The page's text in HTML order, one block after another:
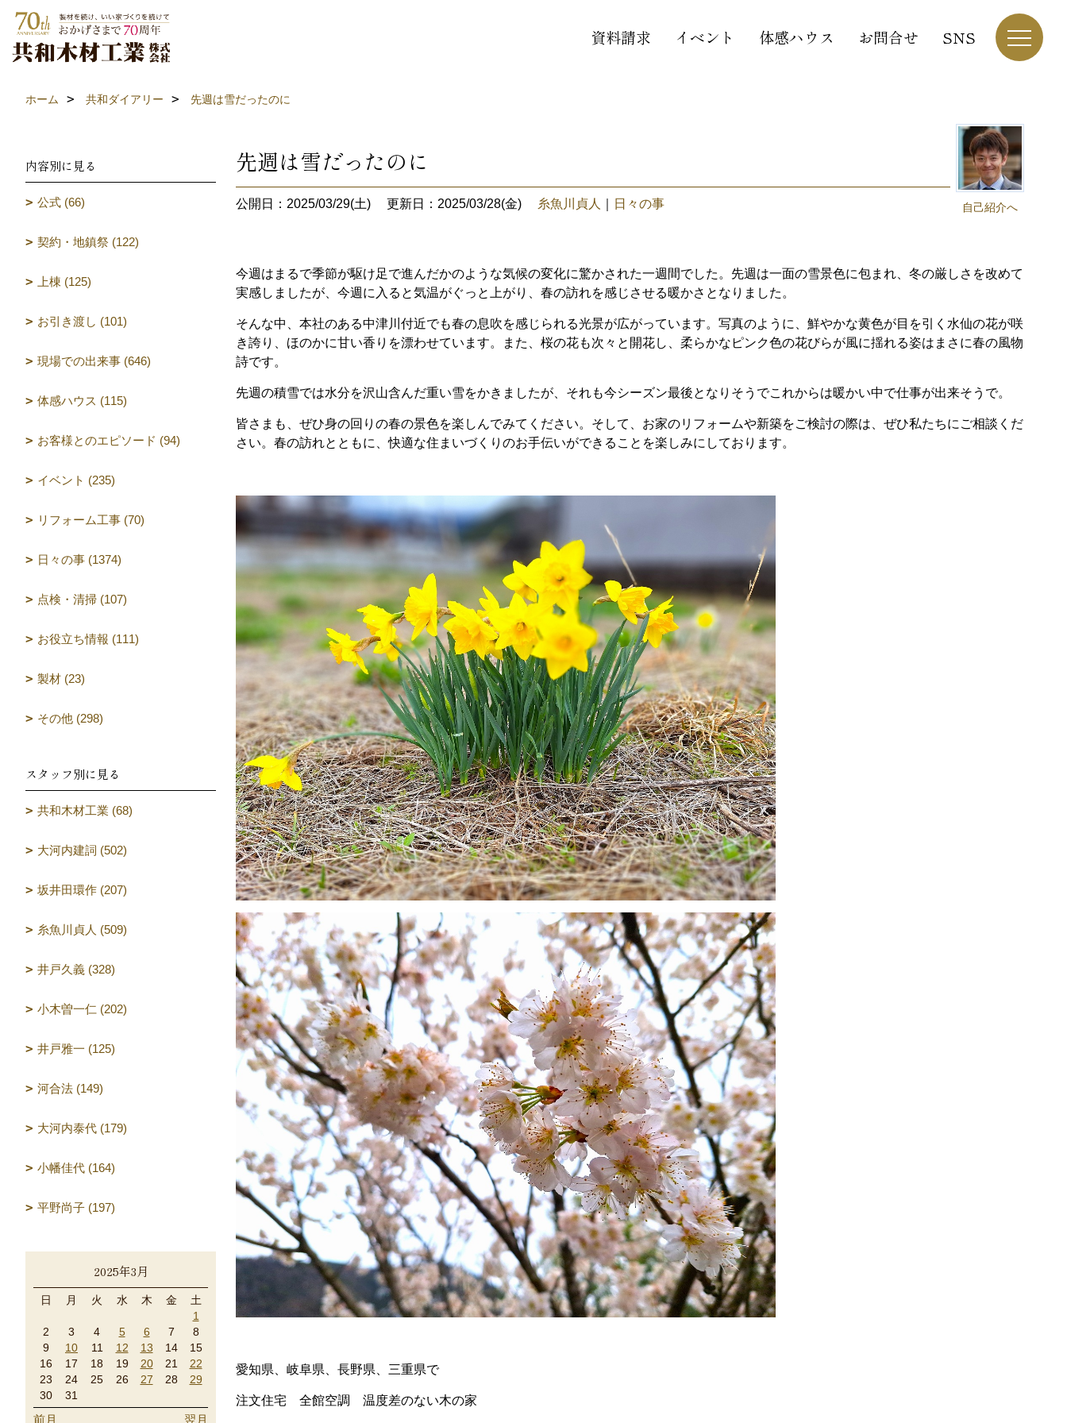
資料請求 イベント 体感ハウス お問合せ SNS
ホーム 共和ダイアリー 先週は雪だったのに
自己紹介へ
先週は雪だったのに
公開日：2025/03/29(土) 更新日：2025/03/28(金) 糸魚川貞人 日々の事
今週はまるで季節が駆け足で進んだかのような気候の変化に驚かされた一週間でした。先週は一面の雪景色に包まれ、冬の厳しさを改めて
実感しましたが、今週に入ると気温がぐっと上がり、春の訪れを感じさせる暖かさとなりました。
そんな中、本社のある中津川付近でも春の息吹を感じられる光景が広がっています。写真のように、鮮やかな黄色が目を引く水仙の花が咲
き誇り、ほのかに甘い香りを漂わせています。また、桜の花も次々と開花し、柔らかなピンク色の花びらが風に揺れる姿はまさに春の風物
詩です。
先週の積雪では水分を沢山含んだ重い雪をかきましたが、それも今シーズン最後となりそうでこれからは暖かい中で仕事が出来そうで。
皆さまも、ぜひ身の回りの春の景色を楽しんでみてください。そして、お家のリフォームや新築をご検討の際は、ぜひ私たちにご相談くだ
さい。春の訪れとともに、快適な住まいづくりのお手伝いができることを楽しみにしております。
愛知県、岐阜県、長野県、三重県で
注文住宅 全館空調 温度差のない木の家
内容別に見る
公式 (66)
契約・地鎮祭 (122)
上棟 (125)
お引き渡し (101)
現場での出来事 (646)
体感ハウス (115)
お客様とのエピソード (94)
イベント (235)
リフォーム工事 (70)
日々の事 (1374)
点検・清掃 (107)
お役立ち情報 (111)
製材 (23)
その他 (298)
スタッフ別に見る
共和木材工業 (68)
大河内建詞 (502)
坂井田環作 (207)
糸魚川貞人 (509)
井戸久義 (328)
小木曽一仁 (202)
井戸雅一 (125)
河合法 (149)
大河内泰代 (179)
小幡佳代 (164)
平野尚子 (197)
2025年3月
日 月 火 水 木 金
土
1
2
3 4 5 6 7
8
9
10 11 12 13 14
15
16
17 18 19 20 21
22
23
24 25 26 27 28
29
30
31
前月 翌月